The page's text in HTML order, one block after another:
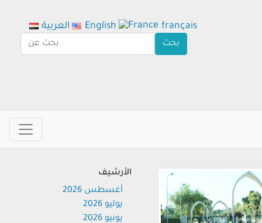
الأرشيف
أغسطس 2026
يوليو 2026
يونيو 2026
العربية English français